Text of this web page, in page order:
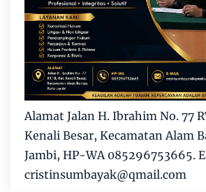
Alamat Jalan H. Ibrahim No. 77
Kenali Besar, Kecamatan Alam
Jambi, HP-WA 085296753665.
cristinsumbayak@qmail.com